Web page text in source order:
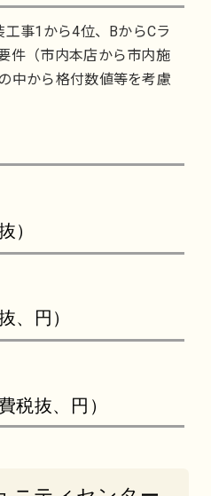
事1から4位、BからCラ
件（市内本店から市内施
中から格付数値等を考慮
）
、円）
税抜、円）